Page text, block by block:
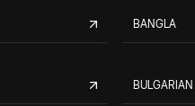
BANGLA
BULGARIAN